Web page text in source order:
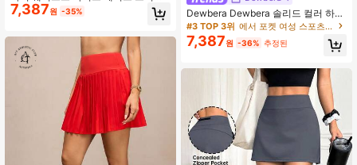
팬츠, 2 In 1 안티 플래싱 골프/배드민
턴/피트니스 반바지 스커트 포켓 포함,
러닝, 새로운 여성 의류
7,387원 -35%
Dewbera Dewbera 솔리드 컬러 하이
웨이스트 사이드 슬릿 스포츠 스커트
반바지
#3 TOP 3위 에서 포켓 여성 스포츠 스커트 & 스코트
7,387원 -36% 추정된